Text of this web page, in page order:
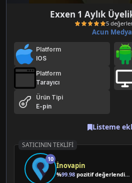
Exxen 1 Aylık
Acun Medya
Platform
IOS
Platform
Tarayıcı
Ürün Tipi
E-pin
Listeme
SATICININ TEKLIFI
10
İnovapin
%99.98 pozitif değerlendirme